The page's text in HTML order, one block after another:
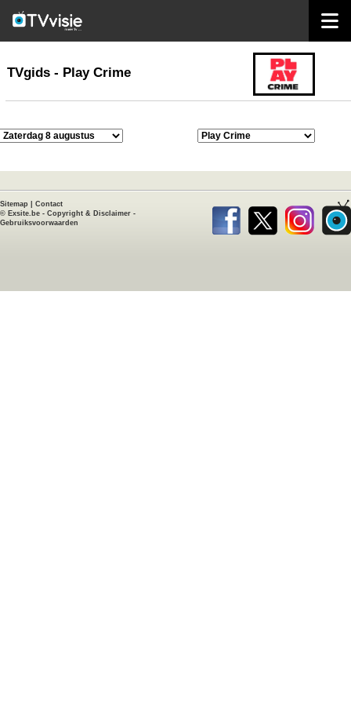
TVgids
TVgids - Play Crime
Sitemap
Contact
© Exsite.be - Copyright & Disclaimer -
Gebruiksvoorwaarden